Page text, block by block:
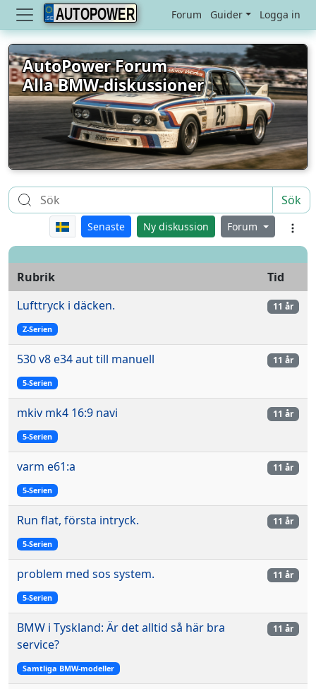
AUTOPOWER Forum Guider Logga in
AutoPower Forum
Alla BMW-diskussioner
Sök
Senaste Ny diskussion Forum
Rubrik
Tid
Lufttryck i däcken.
Z-Serien
11 år
530 v8 e34 aut till manuell
5-Serien
11 år
mkiv mk4 16:9 navi
5-Serien
11 år
varm e61:a
5-Serien
11 år
Run flat, första intryck.
5-Serien
11 år
problem med sos system.
5-Serien
11 år
BMW i Tyskland: Är det alltid så här bra
service?
Samtliga BMW-modeller
11 år